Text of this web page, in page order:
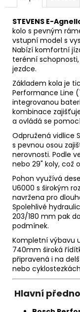
STEVENS E-
kolo s pevným
vstupní model s
Nabízí komfortní
terénní
jezdce.
Základem kola je
Performance Line
integrovanou
kombinace
a ovládá se
Odpružená vidlice
s pevnou osou
nerovnosti. Podle
nebo 29" koly, což
Pohon využívá
U6000 s širokým
navržena pro
Spolehlivé
203/180 mm pak
podmínek.
Kompletní výbavu
740mm široká
připravená i na
nebo
Hlavní